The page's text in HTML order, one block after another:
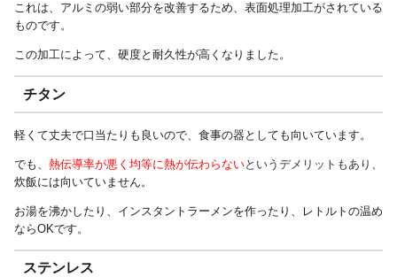
これは、アルミの弱い部分を改善するため、表面処理加工がされている
ものです。
この加工によって、硬度と耐久性が高くなりました。
チタン
軽くて丈夫で口当たりも良いので、食事の器としても向いています。
でも、 熱伝導率が悪く均等に熱が伝わらないというデメリットもあり
炊飯には向いていません。
お湯を沸かしたり、インスタントラーメンを作ったり、レトルトの温め
ならOKです。
ステンレス